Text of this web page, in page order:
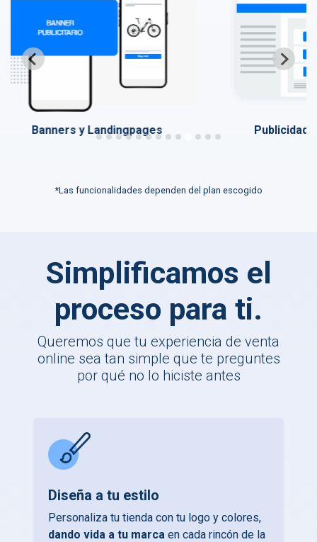
Banners y Landingpages Publicidad
*Las funcionalidades dependen del plan escogido
Simplificamos el
proceso para ti.
Queremos que tu experiencia de venta
online sea tan simple que te preguntes
por qué no lo hiciste antes
Diseña a tu estilo
Personaliza tu tienda con tu logo y colores,
dando vida a tu marca en cada rincón de la